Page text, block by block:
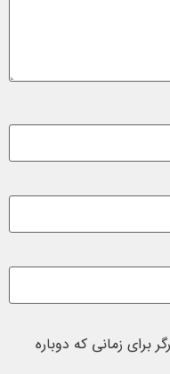
برای زمانی که دوباره